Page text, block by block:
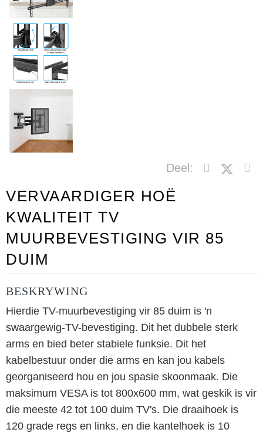
Deel:
VERVAARDIGER HOË
KWALITEIT TV
MUURBEVESTIGING VIR 85
DUIM
BESKRYWING
Hierdie TV-muurbevestiging vir 85 duim is 'n
swaargewig-TV-bevestiging. Dit het dubbele sterk
arms en bied beter stabiele funksie. Dit het
kabelbestuur onder die arms en kan jou kabels
georganiseerd hou en jou spasie skoonmaak. Die
maksimum VESA is tot 800x600 mm, wat geskik is vir
die meeste 42 tot 100 duim TV's. Die draaihoek is
120 grade regs en links, en die kantelhoek is 10